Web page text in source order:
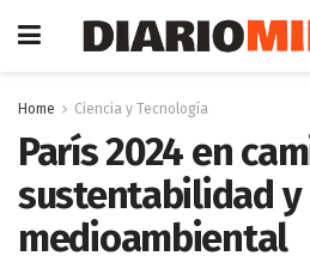
Home Ciencia y Tecnología
París 2024 en
sustentabilidad y
medioambiental